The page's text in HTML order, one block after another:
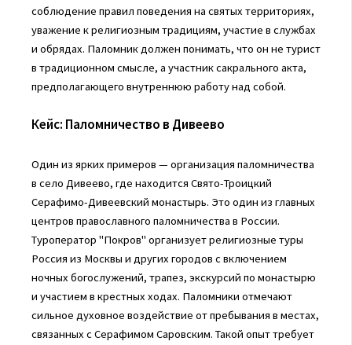
соблюдение правил поведения на святых территориях,
уважение к религиозным традициям, участие в службах
и обрядах. Паломник должен понимать, что он не турист
в традиционном смысле, а участник сакрального акта,
предполагающего внутреннюю работу над собой.
Кейс: Паломничество в Дивеево
Один из ярких примеров — организация паломничества
в село Дивеево, где находится Свято-Троицкий
Серафимо-Дивеевский монастырь. Это один из главных
центров православного паломничества в России.
Туроператор "Покров" организует религиозные туры
Россия из Москвы и других городов с включением
ночных богослужений, трапез, экскурсий по монастырю
и участием в крестных ходах. Паломники отмечают
сильное духовное воздействие от пребывания в местах,
связанных с Серафимом Саровским. Такой опыт требует